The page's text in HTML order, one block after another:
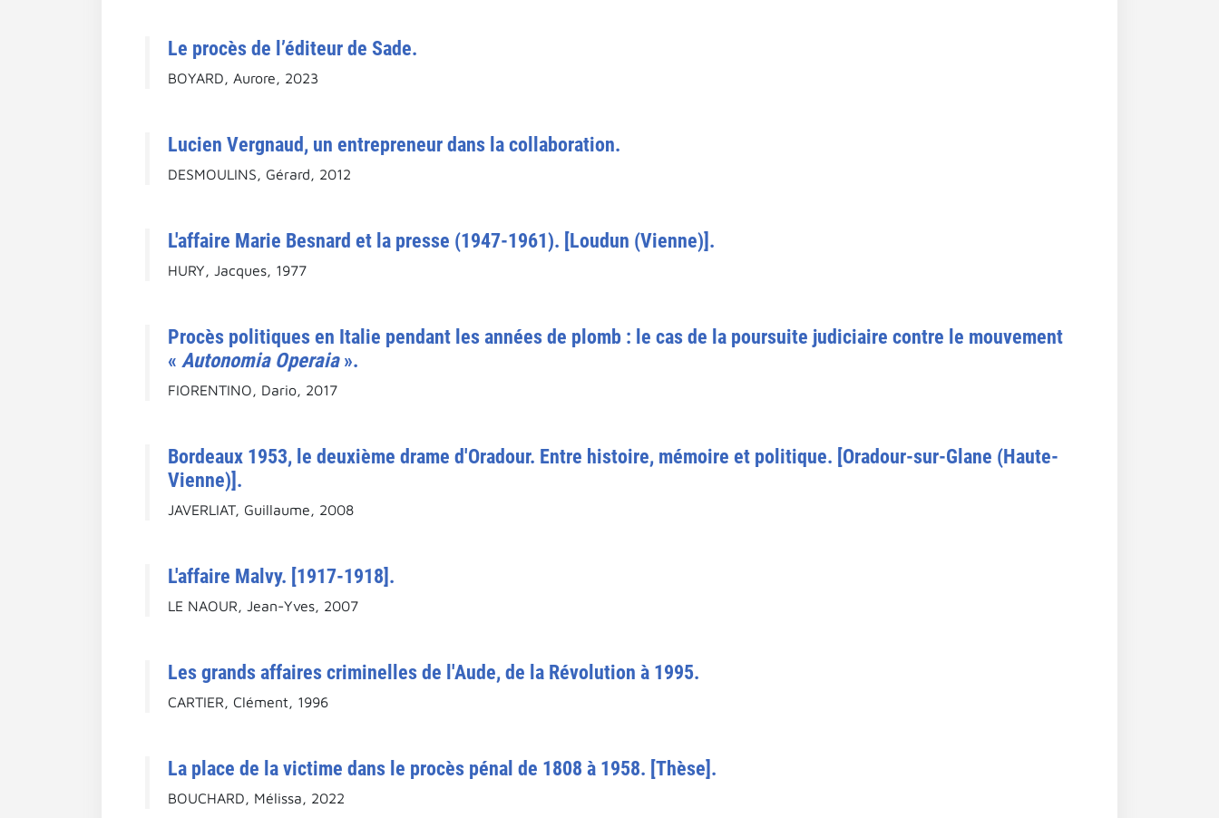
Le procès de l’éditeur de Sade.
BOYARD, Aurore, 2023
Lucien Vergnaud, un entrepreneur dans la collaboration.
DESMOULINS, Gérard, 2012
L'affaire Marie Besnard et la presse (1947-1961). [Loudun (Vienne)].
HURY, Jacques, 1977
Procès politiques en Italie pendant les années de plomb : le cas de la poursuite judiciaire contre le mouvement
« Autonomia Operaia».
FIORENTINO, Dario, 2017
Bordeaux 1953, le deuxième drame d'Oradour. Entre histoire, mémoire et politique. [Oradour-sur-Glane (Haute-
Vienne)].
JAVERLIAT, Guillaume, 2008
L'affaire Malvy. [1917-1918].
LE NAOUR, Jean-Yves, 2007
Les grands affaires criminelles de l'Aude, de la Révolution à 1995.
CARTIER, Clément, 1996
La place de la victime dans le procès pénal de 1808 à 1958. [Thèse].
BOUCHARD, Mélissa, 2022